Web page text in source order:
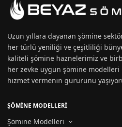
Uzun yıllara dayananşömine
her türlü yeniliği ve çeşitliliği
kaliteli şömine haznelerimiz ve
her zevke uygunşömine modelleri
hizmet vermenin gururunu
ŞÖMİNE MODELLERİ
Şömine Modelleri